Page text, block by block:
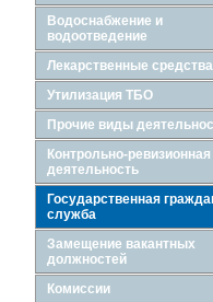
Водоснабжение и
водоотведение
Лекарственные средства
Утилизация ТБО
Прочие виды
Контрольно-ревизионная
деятельность
Государственная
служба
Замещение вакантных
должностей
Комиссии